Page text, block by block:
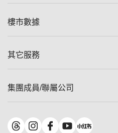
減價
美聯豪宅
獨家樓盤
租盤
自助放盤
查詢熱線
按揭計算機
負擔能力計算機
轉按計算機
樓市數據
樓價指數
歷史成交
屋苑成交排行榜
其它服務
屋苑專頁
美聯精英會
集團成員/聯屬公司
美聯物業
鋑聯控股*